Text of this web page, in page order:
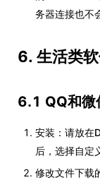
务器连接也不
6. 生活类
6.1 QQ和微
安装：请放在
后，选择自定
修改文件下载